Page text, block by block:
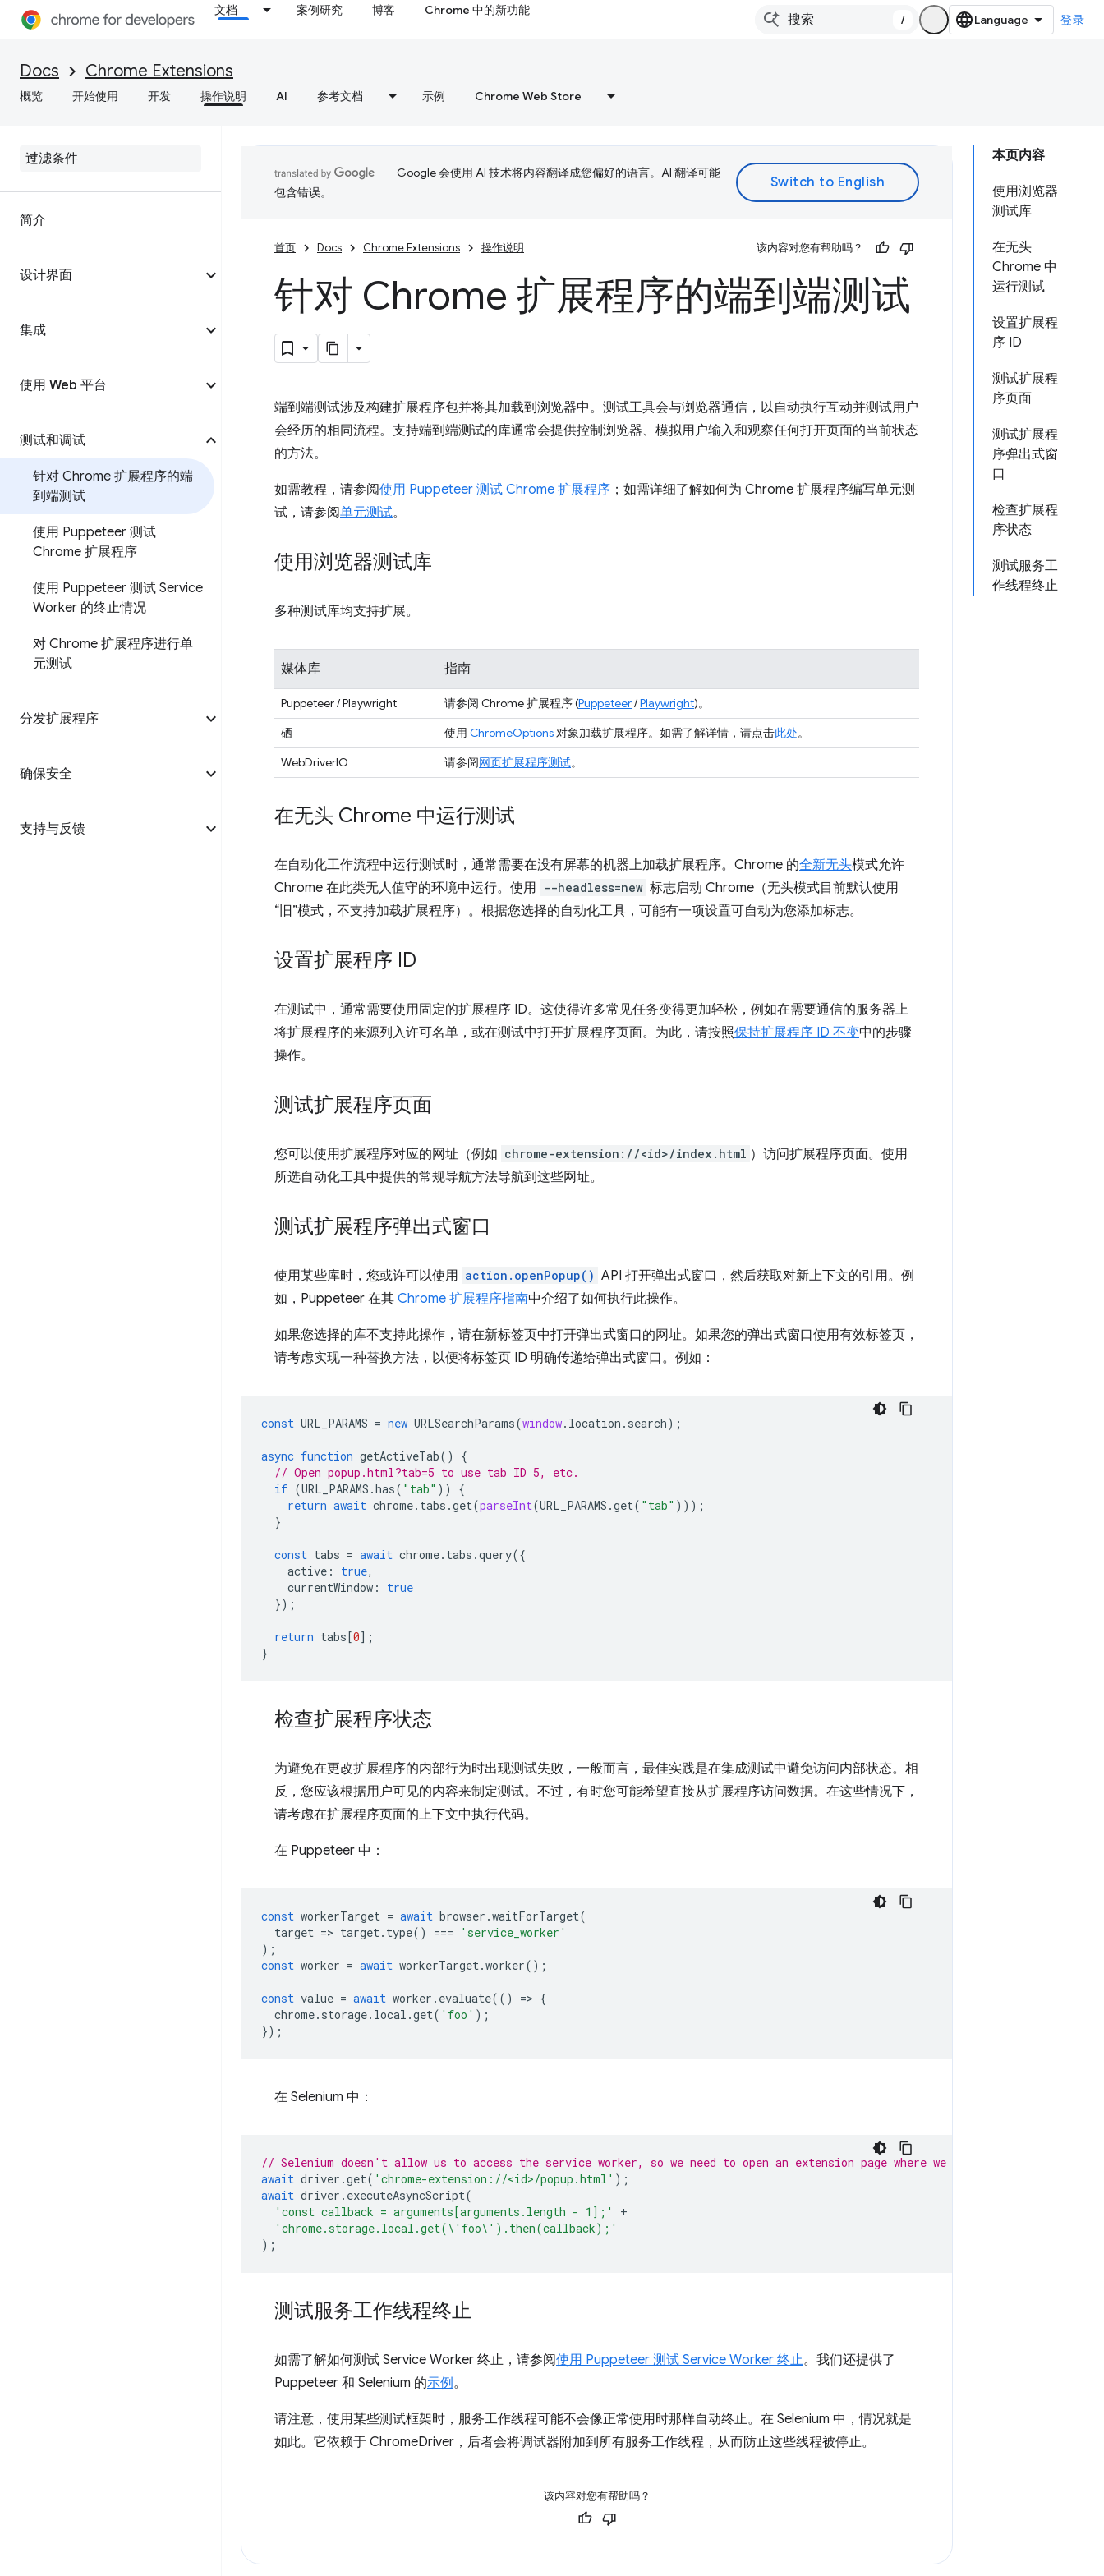
文档 案例研究 博客 Chrome 中的新功能
/ 登录
Docs Chrome Extensions
概览 开始使用 开发 操作说明 AI 参考文档 示例 Chrome Web Store
简介
设计界面
集成
使用 Web 平台
测试和调试
针对 Chrome 扩展程序的端
到端测试
使用 Puppeteer 测试
Chrome 扩展程序
使用 Puppeteer 测试 Service
Worker 的终止情况
对 Chrome 扩展程序进行单
元测试
分发扩展程序
确保安全
支持与反馈
本页内容
使用浏览器
测试库
在无头
Chrome 中
运行测试
设置扩展程
序 ID
测试扩展程
序页面
测试扩展程
序弹出式窗
口
检查扩展程
序状态
测试服务工
作线程终止
Google 会使用 AI 技术将内容翻译成您偏好的语言。AI 翻译可能
包含错误。
首页 Docs Chrome Extensions 操作说明 该内容对您有帮助吗？
针对 Chrome 扩展程序的端到端测试
端到端测试涉及构建扩展程序包并将其加载到浏览器中。测试工具会与浏览器通信，以自动执行互动并测试用户
会经历的相同流程。支持端到端测试的库通常会提供控制浏览器、模拟用户输入和观察任何打开页面的当前状态
的方法。
如需教程，请参阅使用 Puppeteer 测试 Chrome 扩展程序 ；如需详细了解如何为 Chrome 扩展程序编写单元测
试，请参阅单元测试。
使用浏览器测试库
多种测试库均支持扩展。
媒体库 指南
Puppeteer / Playwright 请参阅 Chrome 扩展程序 (Puppeteer/Playwright)。
硒
使用 ChromeOptions对象加载扩展程序。如需了解详情，请点击此处。
WebDriverIO
请参阅网页扩展程序测试。
在无头 Chrome 中运行测试
在自动化工作流程中运行测试时，通常需要在没有屏幕的机器上加载扩展程序。Chrome 的全新无头模式允许
Chrome 在此类无人值守的环境中运行。使用 --headless=new 标志启动 Chrome（无头模式目前默认使用
“旧”模式，不支持加载扩展程序）。根据您选择的自动化工具，可能有一项设置可自动为您添加标志。
设置扩展程序 ID
在测试中，通常需要使用固定的扩展程序 ID。这使得许多常见任务变得更加轻松，例如在需要通信的服务器上
将扩展程序的来源列入许可名单，或在测试中打开扩展程序页面。为此，请按照保持扩展程序 ID 不变中的步骤
操作。
测试扩展程序页面
您可以使用扩展程序对应的网址（例如 chrome-extension://<id>/index.html ）访问扩展程序页面。使用
所选自动化工具中提供的常规导航方法导航到这些网址。
测试扩展程序弹出式窗口
使用某些库时，您或许可以使用 action.openPopup() API 打开弹出式窗口，然后获取对新上下文的引用。例
如，Puppeteer 在其 Chrome 扩展程序指南中介绍了如何执行此操作。
如果您选择的库不支持此操作，请在新标签页中打开弹出式窗口的网址。如果您的弹出式窗口使用有效标签页，
请考虑实现一种替换方法，以便将标签页 ID 明确传递给弹出式窗口。例如：
const URL_PARAMS = new URLSearchParams(window. location . search);
async function getActiveTab()
{
// Open popup.html?tab=5 to use tab ID 5, etc.
if (URL_PARAMS .has( "tab" ))
{
return await chrome. tabs .get(parseInt(URL_PARAMS .get( "tab" )));
}
const tabs = await chrome. tabs .query({
active : true,
currentWindow :
true
});
return tabs[0];
}
检查扩展程序状态
为避免在更改扩展程序的内部行为时出现测试失败，一般而言，最佳实践是在集成测试中避免访问内部状态。相
反，您应该根据用户可见的内容来制定测试。不过，有时您可能希望直接从扩展程序访问数据。在这些情况下，
请考虑在扩展程序页面的上下文中执行代码。
在 Puppeteer 中：
const workerTarget = await browser .waitForTarget(
target => target. type() ===
'service_worker'
);
const worker = await workerTarget.worker();
const value = await worker . evaluate(() => {
chrome. storage. local .get( 'foo' );
});
在 Selenium 中：
// Selenium doesn't allow us to access the service worker, so we need to open an extension page where we can execute the code
await driver .get( 'chrome-extension://<id>/popup.html' );
await driver . executeAsyncScript(
'const callback = arguments[arguments.length - 1];'
+
'chrome.storage.local.get(\'foo\').then(callback);'
);
测试服务工作线程终止
如需了解如何测试 Service Worker 终止，请参阅使用 Puppeteer 测试 Service Worker 终止。我们还提供了
Puppeteer 和 Selenium 的示例。
请注意，使用某些测试框架时，服务工作线程可能不会像正常使用时那样自动终止。在 Selenium 中，情况就是
如此。它依赖于 ChromeDriver，后者会将调试器附加到所有服务工作线程，从而防止这些线程被停止。
该内容对您有帮助吗？